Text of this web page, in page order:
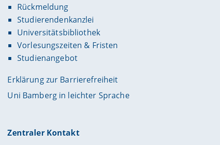
Rückmeldung
Studierendenkanzlei
Universitätsbibliothek
Vorlesungszeiten & Fristen
Studienangebot
Erklärung zur Barrierefreiheit
Uni Bamberg in leichter Sprache
Zentraler Kontakt